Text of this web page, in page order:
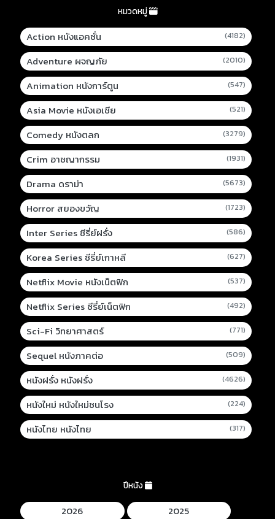
หมวดหมู่
Action หนังแอคชั่น (4182)
Adventure ผจญภัย (2010)
Animation หนังการ์ตูน (547)
Asia Movie หนังเอเชีย (521)
Comedy หนังตลก (3279)
Crim อาชญากรรม (1931)
Drama ดราม่า (5673)
Horror สยองขวัญ (1723)
Inter Series ซีรี่ย์ฝรั่ง (586)
Korea Series ซีรี่ย์เกาหลี (627)
Netflix Movie หนังเน็ตฟิก (537)
Netflix Series ซีรี่ย์เน็ตฟิก (492)
Sci-Fi วิทยาศาสตร์ (771)
Sequel หนังภาคต่อ (509)
หนังฝรั่ง หนังฝรั่ง (4626)
หนังใหม่ หนังใหม่ชนโรง (224)
หนังไทย หนังไทย (317)
ปีหนัง
2026
2025